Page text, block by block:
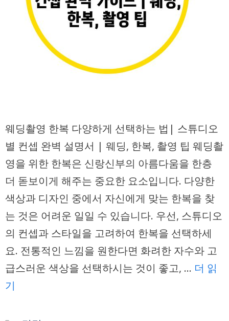
웨딩촬영 한복 다양하게 선택하는 법| 스튜디오
별 컨셉 완벽 설명서 | 웨딩, 한복, 촬영 팁 웨딩촬
영을 위한 한복은 신랑신부의 아름다움을 한층
더 돋보이게 해주는 중요한 요소입니다. 다양한
색상과 디자인 중에서 자신에게 맞는 한복을 찾
는 것은 어려운 일일 수 있습니다. 우선, 스튜디오
의 컨셉과 스타일을 고려하여 한복을 선택하세
요. 전통적인 느낌을 원한다면 화려한 자수와 고
급스러운 색상을 선택하시는 것이 좋고, … 더 읽
기